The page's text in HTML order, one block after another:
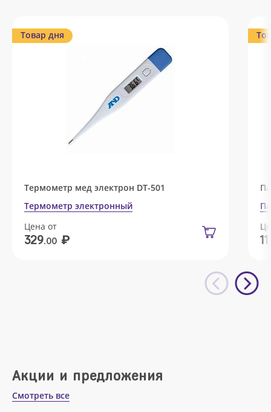
Товар дня
Термометр мед электрон DT-501
Термометр электронный
Цена от
329.00 ₽ 11
Акции и предложения
Смотреть все